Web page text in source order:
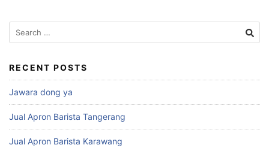
RECENT POSTS
Jawara dong ya
Jual Apron Barista Tangerang
Jual Apron Barista Karawang